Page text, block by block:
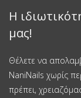
Η
μας!
Θέλετε να
NaniNails χωρίς
πρέπει,